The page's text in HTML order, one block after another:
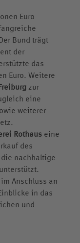
Euro
Bund trägt
der
das
Euro. Weitere
zur
eine
weiterer
Rothaus eine
des
die nachhaltige
Anschluss an
in das
und